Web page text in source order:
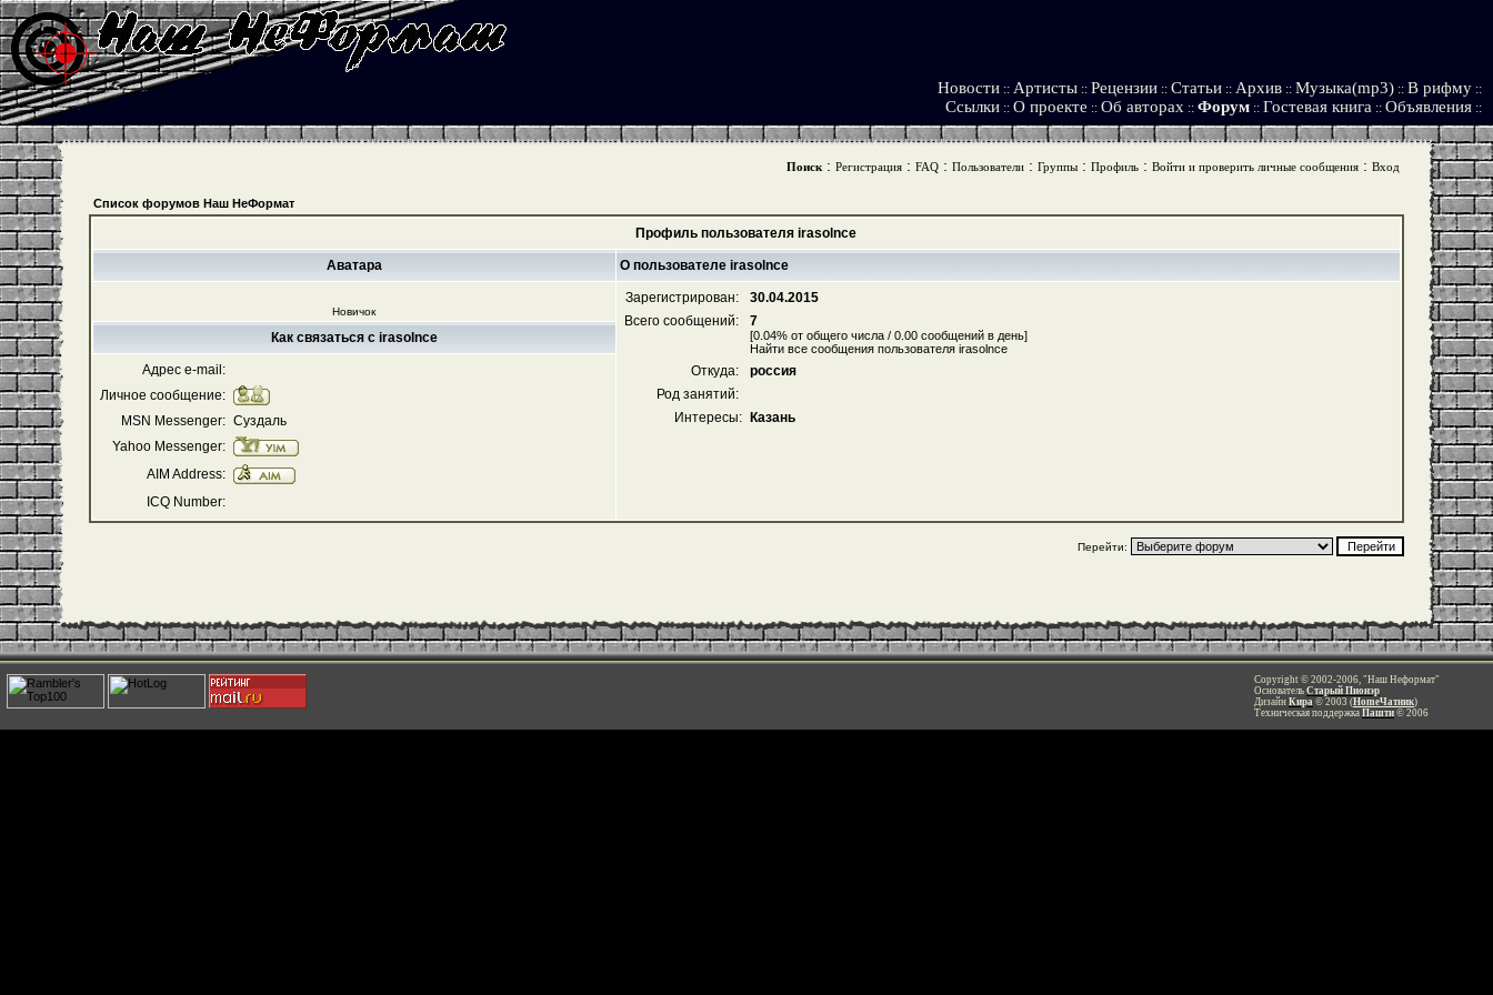
Новости :: Артисты :: Рецензии :: Статьи :: Архив :: Музыка(mp3) :: В рифму ::
Ссылки :: О проекте :: Об авторах :: Форум :: Гостевая книга :: Объявления ::
Поиск: Регистрация: FAQ: Пользователи: Группы: Профиль: Войти и проверить личные сообщения: Вход
Список форумов Наш НеФормат
Профиль пользователя irasolnce
Аватара О пользователе irasolnce
Новичок
Зарегистрирован:
30.04.2015
Всего сообщений:
7
[0.04% от общего числа / 0.00 сообщений в день]
Найти все сообщения пользователя irasolnce
Откуда:
россия
Род занятий:
Интересы:
Казань
Как связаться с irasolnce
Адрес e-mail:
Личное сообщение:
MSN Messenger: Суздаль
Yahoo Messenger:
AIM Address:
ICQ Number:
Перейти:
Copyright © 2002-2006, "Наш Неформат"
Основатель Старый Пионэр
Дизайн Кира © 2003 (HomeЧатник)
Техническая поддержка Пашти © 2006